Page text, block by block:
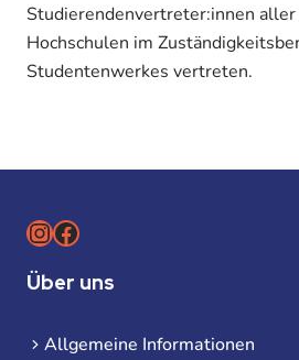
Studierendenvertreter:innen aller
Hochschulen im
Studentenwerkes vertreten.
Instagram
Facebook
Über uns
Allgemeine Informationen